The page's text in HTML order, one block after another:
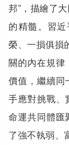
邦”，描繪了
的精髓。習
榮、一損俱損
關的內在規律
價值，繼續同
手應對挑戰、
命運共同體匯
了強不執弱、